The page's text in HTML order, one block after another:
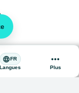
languageFR
Langues
more_horiz
Plus